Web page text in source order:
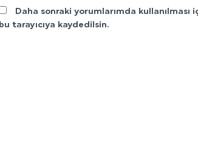
Daha sonraki yorumlarımda
bu tarayıcıya kaydedilsin.